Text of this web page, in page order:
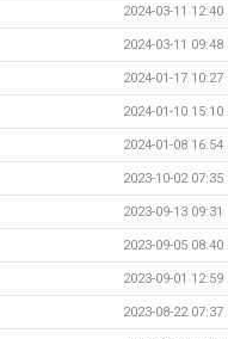
2024-03-11 12:40
2024-03-11 09:48
2024-01-17 10:27
2024-01-10 15:10
2024-01-08 16:54
2023-10-02 07:35
2023-09-13 09:31
2023-09-05 08:40
2023-09-01 12:59
2023-08-22 07:37